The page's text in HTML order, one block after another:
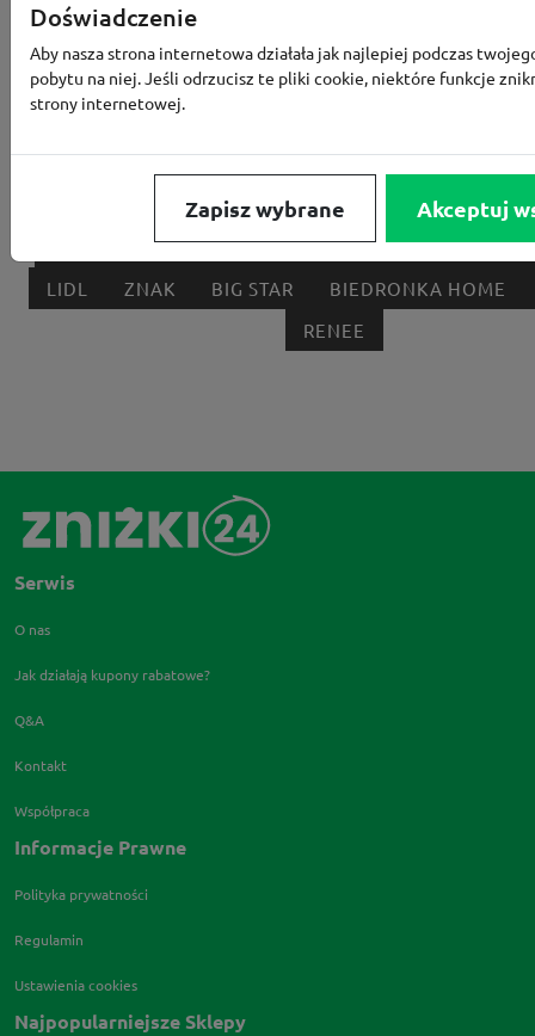
MEDIA EXPERT
EOBUWIE
KOMPUTRONIK
BORN2BE
LOUNGE BY ZALANDO
ALLEGRO
HOMLA
ANSWEAR 4F OLEOLE!
MEDIA MARKT ALLEGRO PAY
LIDL
ZNAK BIG STAR
BIEDRONKA HOME
RENEE
Serwis
O nas
Jak działają kupony rabatowe?
Q&A
Kontakt
Współpraca
Informacje Prawne
Polityka prywatności
Regulamin
Ustawienia cookies
Najpopularniejsze Sklepy
Doświadczenie
Aby nasza strona internetowa działała jak najlepiej podczas
pobytu na niej. Jeśli odrzucisz te pliki cookie, niektóre funkcje
strony internetowej.
Zapisz wybrane Akceptuj